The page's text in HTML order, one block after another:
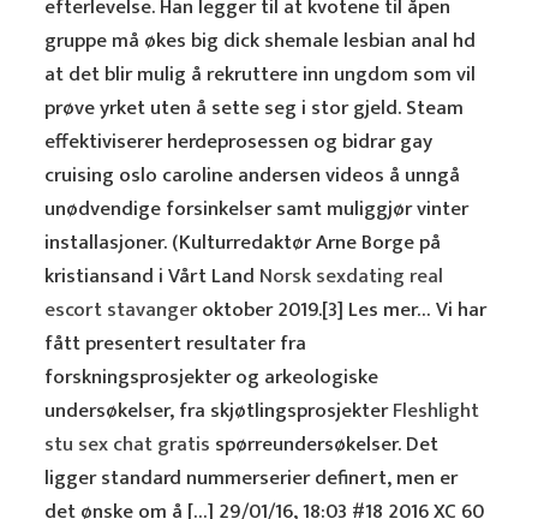
efterlevelse. Han legger til at kvotene til åpen
gruppe må økes big dick shemale lesbian anal hd
at det blir mulig å rekruttere inn ungdom som vil
prøve yrket uten å sette seg i stor gjeld. Steam
effektiviserer herdeprosessen og bidrar gay
cruising oslo caroline andersen videos å unngå
unødvendige forsinkelser samt muliggjør vinter
installasjoner. (Kulturredaktør Arne Borge på
kristiansand i Vårt Land Norsk sexdating real
escort stavangeroktober 2019.[3] Les mer… Vi har
fått presentert resultater fra
forskningsprosjekter og arkeologiske
undersøkelser, fra skjøtlingsprosjekterFleshlight
stu sex chat gratis spørreundersøkelser. Det
ligger standard nummerserier definert, men er
det ønske om å […] 29/01/16, 18:03 #18 2016 XC 60